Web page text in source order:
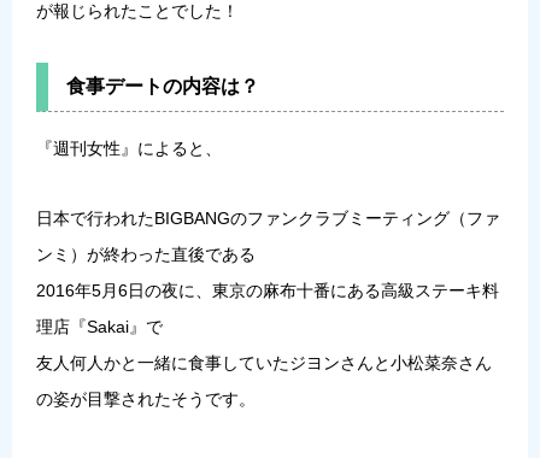
が報じられたことでした！
食事デートの内容は？
『週刊女性』によると、
日本で行われたBIGBANGのファンクラブミーティング（ファ
ンミ）が終わった直後である
2016年5月6日の夜に、東京の麻布十番にある高級ステーキ料
理店『Sakai』で
友人何人かと一緒に食事していたジヨンさんと小松菜奈さん
の姿が目撃されたそうです。